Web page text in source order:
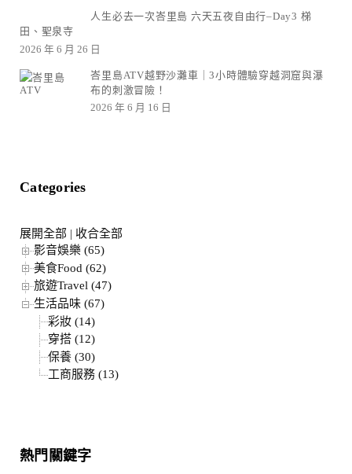
人生必去一次峇里島 六天五夜自由行–Day3 梯
田、聖泉寺
2026 年 6 月 26 日
峇里島ATV越野沙灘車｜3小時體驗穿越洞窟與瀑
布的刺激冒險！
2026 年 6 月 16 日
Categories
展開全部 | 收合全部
影音娛樂 (65)
美食Food (62)
旅遊Travel (47)
生活品味 (67)
彩妝 (14)
穿搭 (12)
保養 (30)
工商服務 (13)
熱門關鍵字